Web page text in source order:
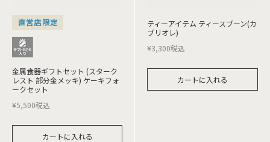
直営店限定
金属食器ギフトセット (スターク
レスト 部分金メッキ) ケーキフォ
ークセット
¥5,500税込
カートに入れる
ティーアイテム ティースプーン(カ
ブリオレ)
¥3,300税込
カートに入れる